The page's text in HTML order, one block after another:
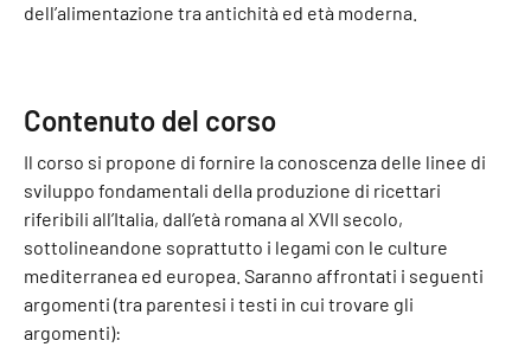
dell’alimentazione tra antichità ed età moderna.
Contenuto del corso
Il corso si propone di fornire la conoscenza delle linee di
sviluppo fondamentali della produzione di ricettari
riferibili all’Italia, dall’età romana al XVII secolo,
sottolineandone soprattutto i legami con le culture
mediterranea ed europea. Saranno affrontati i seguenti
argomenti (tra parentesi i testi in cui trovare gli
argomenti):